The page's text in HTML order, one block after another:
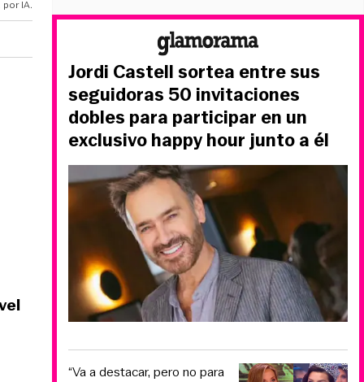
IA.
Jordi Castell sortea entre sus
seguidoras 50 invitaciones
dobles para participar en un
exclusivo happy hour junto a él
“Va a destacar, pero no para